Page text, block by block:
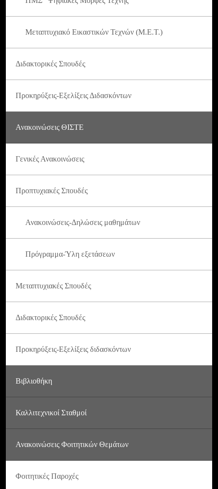
Μεταπτυχιακό Εικαστικών Τεχνών (Μ.Ε.Τ.)
Διδακτορικές Σπουδές
Προκηρύξεις-Εξελίξεις Διδασκόντων
Ανακοινώσεις ΘΙΣΤΕ
Γενικές Ανακοινώσεις
Προπτυχιακές Σπουδές
Ανακοινώσεις-Δηλώσεις μαθημάτων
Πρόγραμμα-Ύλη εξετάσεων
Μεταπτυχιακές Σπουδές
Διδακτορικές Σπουδές
Προκηρύξεις-Εξελίξεις διδασκόντων
Βιβλιοθήκη
Καλλιτεχνικοί Σταθμοί
Ανακοινώσεις Φοιτητικών Θεμάτων
Φοιτητικές Παροχές